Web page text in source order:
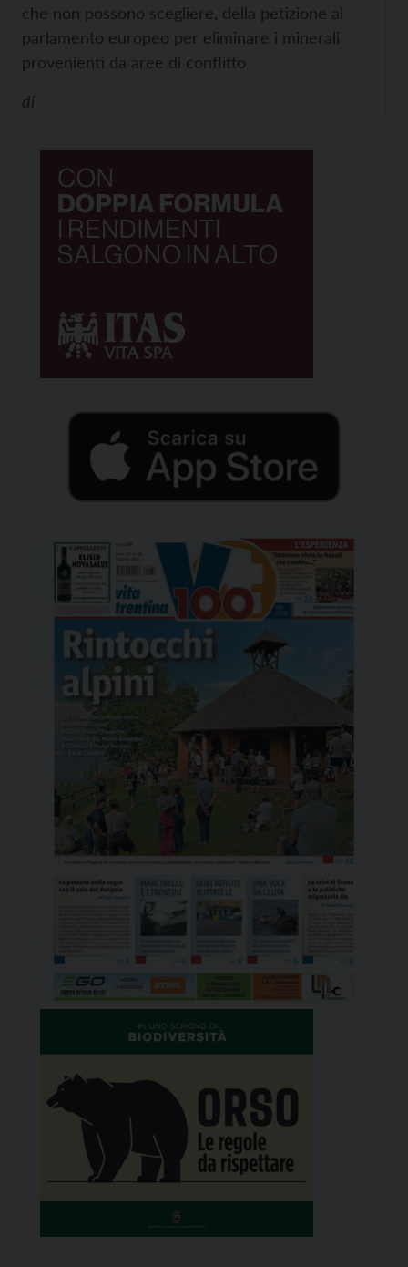
che non possono scegliere, della petizione al
parlamento europeo per eliminare i minerali
provenienti da aree di conflitto
di